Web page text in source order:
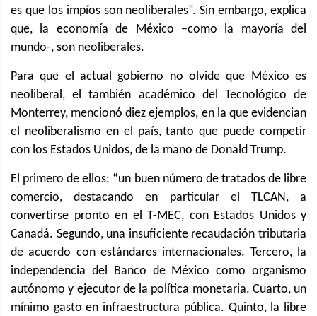
es que los impíos son neoliberales”. Sin embargo, explica
que, la economía de México –como la mayoría del
mundo-, son neoliberales.
Para que el actual gobierno no olvide que México es
neoliberal, el también académico del Tecnológico de
Monterrey, mencionó diez ejemplos, en la que evidencian
el neoliberalismo en el país, tanto que puede competir
con los Estados Unidos, de la mano de Donald Trump.
El primero de ellos: “un buen número de tratados de libre
comercio, destacando en particular el TLCAN, a
convertirse pronto en el T-MEC, con Estados Unidos y
Canadá. Segundo, una insuficiente recaudación tributaria
de acuerdo con estándares internacionales. Tercero, la
independencia del Banco de México como organismo
autónomo y ejecutor de la política monetaria. Cuarto, un
mínimo gasto en infraestructura pública. Quinto, la libre